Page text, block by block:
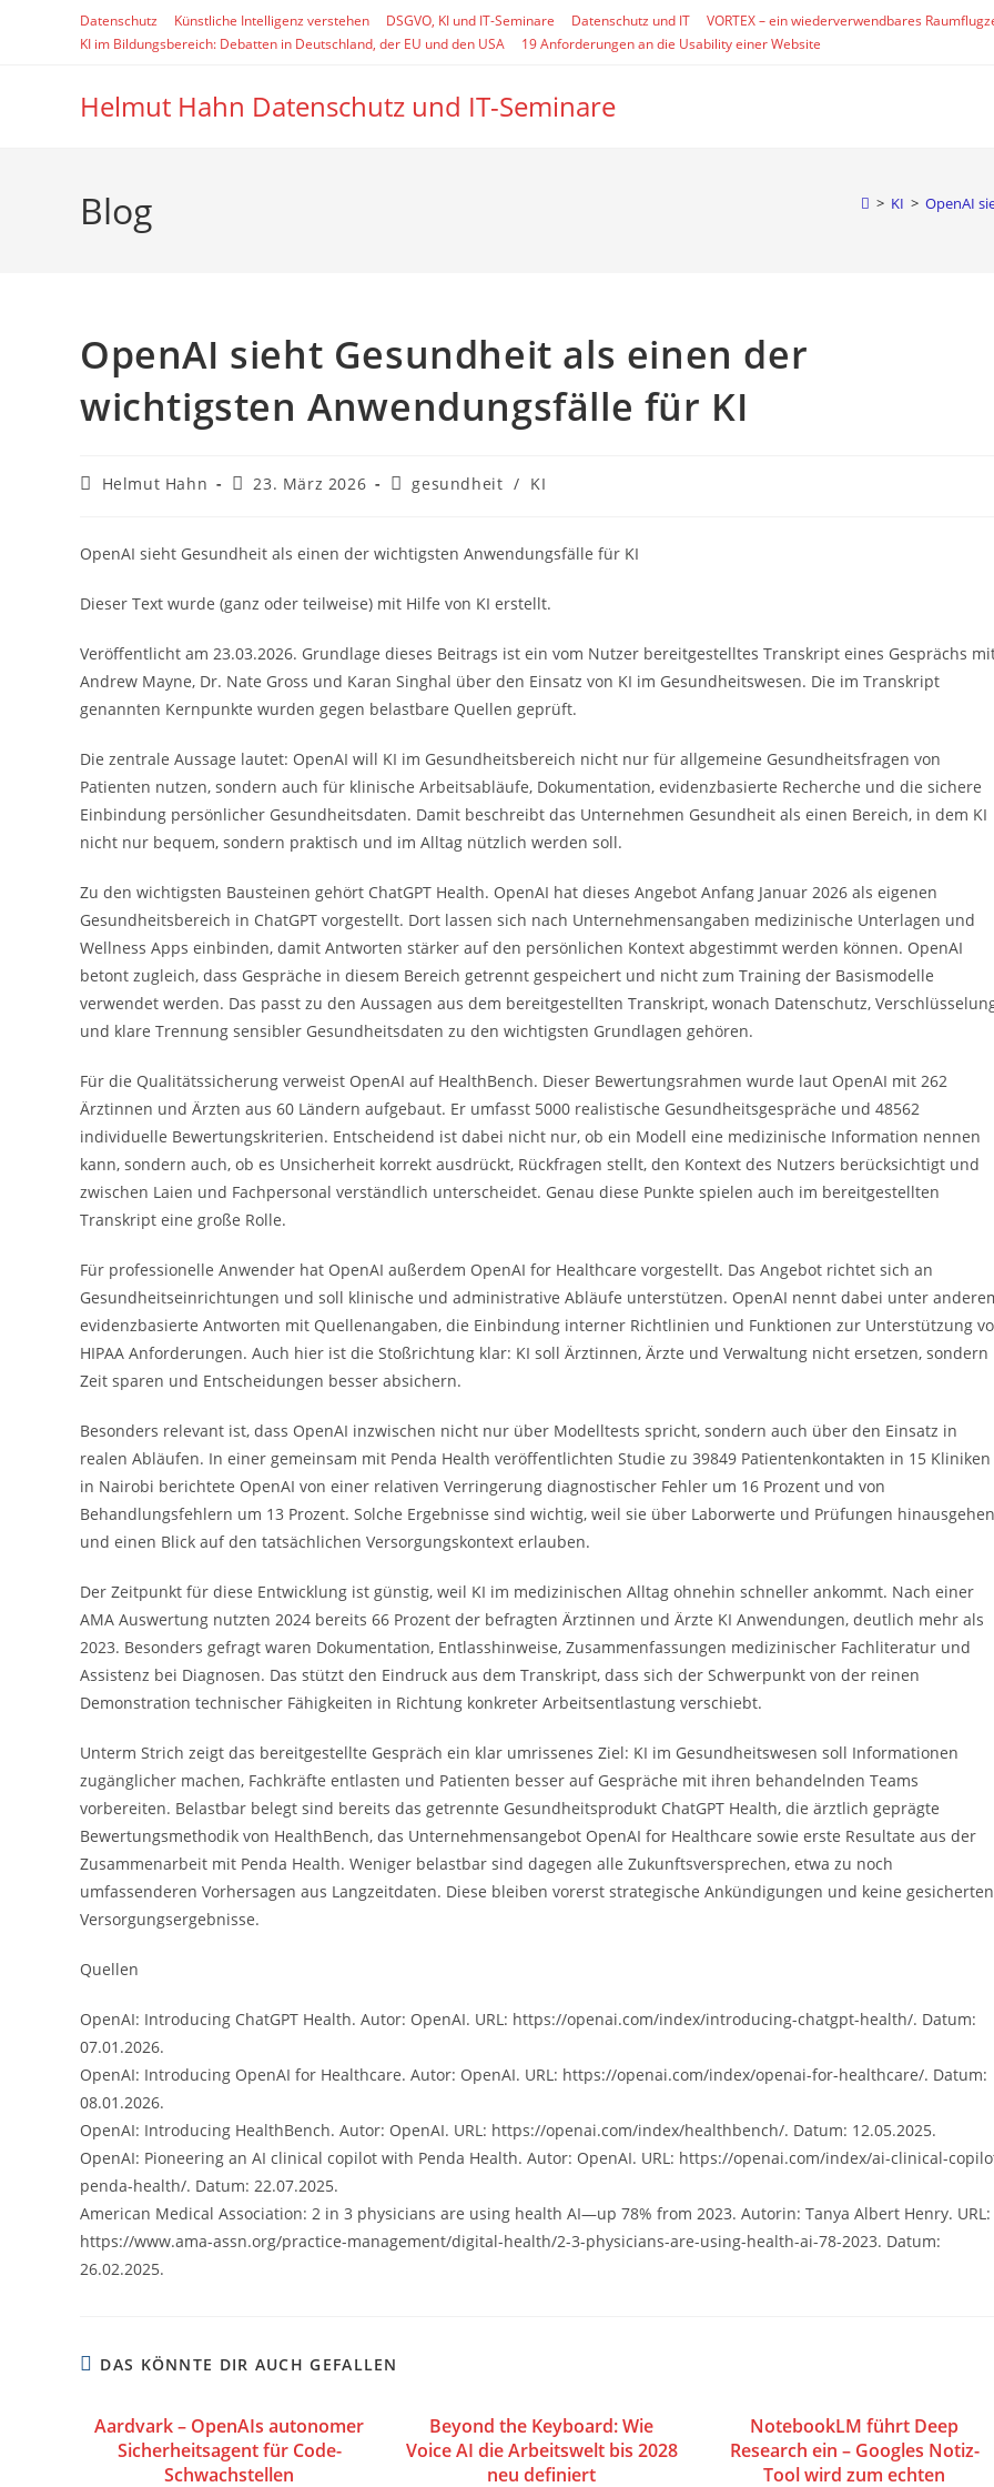
Datenschutz Künstliche Intelligenz verstehen DSGVO, KI und IT-Seminare Datenschutz und IT
VORTEX – ein wiederverwendbares
KI im Bildungsbereich: Debatten in Deutschland, der EU und den USA
19 Anforderungen an die Usability einer Website
Helmut Hahn Datenschutz und IT-Seminare
Blog > KI > OpenAI
OpenAI sieht Gesundheit als einen der
wichtigsten Anwendungsfälle für KI
Beitrags-
Helmut Hahn
Beitrag
23. März 2026
Beitrags-
gesundheit / KI
OpenAI sieht Gesundheit als einen der wichtigsten Anwendungsfälle für KI
Dieser Text wurde (ganz oder teilweise) mit Hilfe von KI erstellt.
Veröffentlicht am 23.03.2026. Grundlage dieses Beitrags ist ein vom Nutzer bereitgestelltes Transkript eines Gesprächs
Andrew Mayne, Dr. Nate Gross und Karan Singhal über den Einsatz von KI im Gesundheitswesen. Die im Transkript
genannten Kernpunkte wurden gegen belastbare Quellen geprüft.
Die zentrale Aussage lautet: OpenAI will KI im Gesundheitsbereich nicht nur für allgemeine Gesundheitsfragen von
Patienten nutzen, sondern auch für klinische Arbeitsabläufe, Dokumentation, evidenzbasierte Recherche und die sichere
Einbindung persönlicher Gesundheitsdaten. Damit beschreibt das Unternehmen Gesundheit als einen Bereich, in dem KI
nicht nur bequem, sondern praktisch und im Alltag nützlich werden soll.
Zu den wichtigsten Bausteinen gehört ChatGPT Health. OpenAI hat dieses Angebot Anfang Januar 2026 als eigenen
Gesundheitsbereich in ChatGPT vorgestellt. Dort lassen sich nach Unternehmensangaben medizinische Unterlagen und
Wellness Apps einbinden, damit Antworten stärker auf den persönlichen Kontext abgestimmt werden können. OpenAI
betont zugleich, dass Gespräche in diesem Bereich getrennt gespeichert und nicht zum Training der Basismodelle
verwendet werden. Das passt zu den Aussagen aus dem bereitgestellten Transkript, wonach Datenschutz,
und klare Trennung sensibler Gesundheitsdaten zu den wichtigsten Grundlagen gehören.
Für die Qualitätssicherung verweist OpenAI auf HealthBench. Dieser Bewertungsrahmen wurde laut OpenAI mit 262
Ärztinnen und Ärzten aus 60 Ländern aufgebaut. Er umfasst 5000 realistische Gesundheitsgespräche und 48562
individuelle Bewertungskriterien. Entscheidend ist dabei nicht nur, ob ein Modell eine medizinische Information nennen
kann, sondern auch, ob es Unsicherheit korrekt ausdrückt, Rückfragen stellt, den Kontext des Nutzers berücksichtigt und
zwischen Laien und Fachpersonal verständlich unterscheidet. Genau diese Punkte spielen auch im bereitgestellten
Transkript eine große Rolle.
Für professionelle Anwender hat OpenAI außerdem OpenAI for Healthcare vorgestellt. Das Angebot richtet sich an
Gesundheitseinrichtungen und soll klinische und administrative Abläufe unterstützen. OpenAI nennt dabei unter
evidenzbasierte Antworten mit Quellenangaben, die Einbindung interner Richtlinien und Funktionen zur Unterstützung
HIPAA Anforderungen. Auch hier ist die Stoßrichtung klar: KI soll Ärztinnen, Ärzte und Verwaltung nicht ersetzen, sondern
Zeit sparen und Entscheidungen besser absichern.
Besonders relevant ist, dass OpenAI inzwischen nicht nur über Modelltests spricht, sondern auch über den Einsatz in
realen Abläufen. In einer gemeinsam mit Penda Health veröffentlichten Studie zu 39849 Patientenkontakten in 15 Kliniken
in Nairobi berichtete OpenAI von einer relativen Verringerung diagnostischer Fehler um 16 Prozent und von
Behandlungsfehlern um 13 Prozent. Solche Ergebnisse sind wichtig, weil sie über Laborwerte und Prüfungen hinausgehen
und einen Blick auf den tatsächlichen Versorgungskontext erlauben.
Der Zeitpunkt für diese Entwicklung ist günstig, weil KI im medizinischen Alltag ohnehin schneller ankommt. Nach einer
AMA Auswertung nutzten 2024 bereits 66 Prozent der befragten Ärztinnen und Ärzte KI Anwendungen, deutlich mehr als
2023. Besonders gefragt waren Dokumentation, Entlasshinweise, Zusammenfassungen medizinischer Fachliteratur und
Assistenz bei Diagnosen. Das stützt den Eindruck aus dem Transkript, dass sich der Schwerpunkt von der reinen
Demonstration technischer Fähigkeiten in Richtung konkreter Arbeitsentlastung verschiebt.
Unterm Strich zeigt das bereitgestellte Gespräch ein klar umrissenes Ziel: KI im Gesundheitswesen soll Informationen
zugänglicher machen, Fachkräfte entlasten und Patienten besser auf Gespräche mit ihren behandelnden Teams
vorbereiten. Belastbar belegt sind bereits das getrennte Gesundheitsprodukt ChatGPT Health, die ärztlich geprägte
Bewertungsmethodik von HealthBench, das Unternehmensangebot OpenAI for Healthcare sowie erste Resultate aus der
Zusammenarbeit mit Penda Health. Weniger belastbar sind dagegen alle Zukunftsversprechen, etwa zu noch
umfassenderen Vorhersagen aus Langzeitdaten. Diese bleiben vorerst strategische Ankündigungen und keine gesicherten
Versorgungsergebnisse.
Quellen
OpenAI: Introducing ChatGPT Health. Autor: OpenAI. URL: https://openai.com/index/introducing-chatgpt-health/. Datum:
07.01.2026.
OpenAI: Introducing OpenAI for Healthcare. Autor: OpenAI. URL: https://openai.com/index/openai-for-healthcare/. Datum:
08.01.2026.
OpenAI: Introducing HealthBench. Autor: OpenAI. URL: https://openai.com/index/healthbench/. Datum: 12.05.2025.
OpenAI: Pioneering an AI clinical copilot with Penda Health. Autor: OpenAI. URL: https://openai.com/index/ai-clinical-
penda-health/. Datum: 22.07.2025.
American Medical Association: 2 in 3 physicians are using health AI—up 78% from 2023. Autorin: Tanya Albert Henry. URL:
https://www.ama-assn.org/practice-management/digital-health/2-3-physicians-are-using-health-ai-78-2023. Datum:
26.02.2025.
DAS KÖNNTE DIR AUCH GEFALLEN
Aardvark – OpenAIs autonomer
Sicherheitsagent für Code-
Schwachstellen
Beyond the Keyboard: Wie
Voice AI die Arbeitswelt bis 2028
neu definiert
NotebookLM führt Deep
Research ein – Googles Notiz-
Tool wird zum echten